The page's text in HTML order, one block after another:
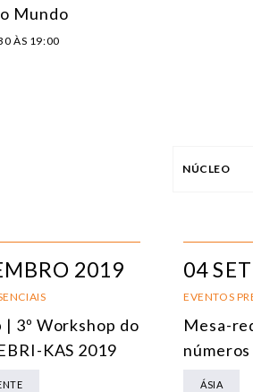
Mundo
ÀS 19:00
NÚCLEO
ÁSIA
2019
3º Workshop do
KAS 2019
04
EVENTOS
Mesa-
números
ÁSIA